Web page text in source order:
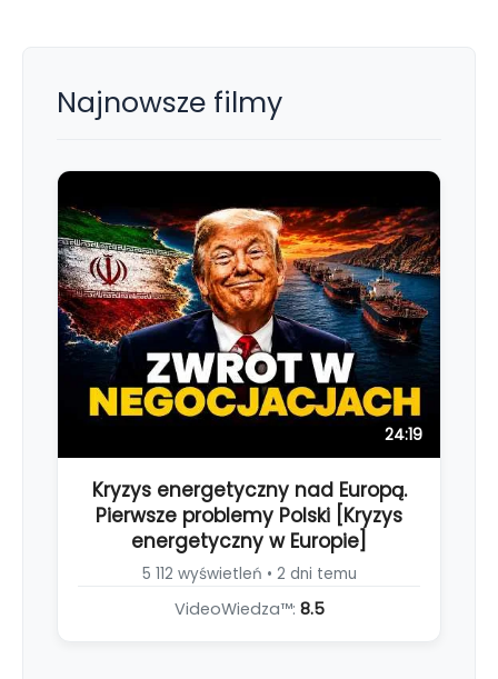
Najnowsze filmy
24:19
Kryzys energetyczny nad Europą.
Pierwsze problemy Polski [Kryzys
energetyczny w Europie]
5 112 wyświetleń • 2 dni temu
VideoWiedza™: 8.5